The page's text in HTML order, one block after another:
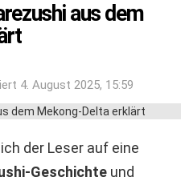
aus dem
4. August 2025, 15:59
der Leser auf eine
Geschichte und